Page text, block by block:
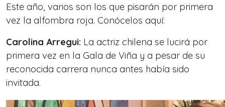
Este año, varios son los que pisarán por primera
vez la alfombra roja. Conócelos aquí:
Carolina Arregui: La actriz chilena se lucirá por
primera vez en la Gala de Viña y a pesar de su
reconocida carrera nunca antes había sido
invitada.